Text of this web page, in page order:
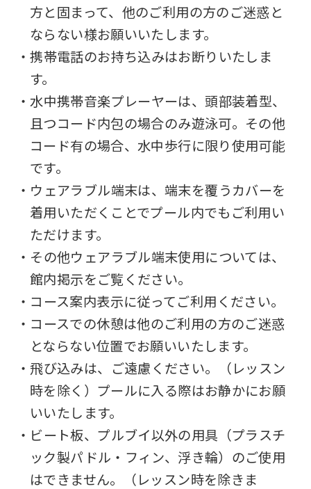
方と固まって、他のご利用の方のご迷惑と
ならない様お願いいたします。
・携帯電話のお持ち込みはお断りいたしま
す。
・水中携帯音楽プレーヤーは、頭部装着型、
且つコード内包の場合のみ遊泳可。その他
コード有の場合、水中歩行に限り使用可能
です。
・ウェアラブル端末は、端末を覆うカバーを
着用いただくことでプール内でもご利用い
ただけます。
・その他ウェアラブル端末使用については、
館内掲示をご覧ください。
・コース案内表示に従ってご利用ください。
・コースでの休憩は他のご利用の方のご迷惑
とならない位置でお願いいたします。
・飛び込みは、ご遠慮ください。（レッスン
時を除く）プールに入る際はお静かにお願
いいたします。
・ビート板、プルブイ以外の用具（プラスチ
ック製パドル・フィン、浮き輪）のご使用
はできません。（レッスン時を除きま